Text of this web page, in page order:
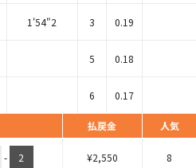
1'54"2 3 0.19
5 0.18
6 0.17
払戻金 人気
- 2 ¥2,550 8